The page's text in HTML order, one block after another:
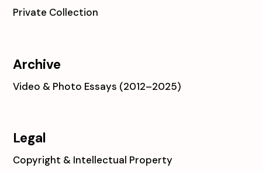
Private Collection
Archive
Video & Photo Essays (2012–2025)
Legal
Copyright & Intellectual Property